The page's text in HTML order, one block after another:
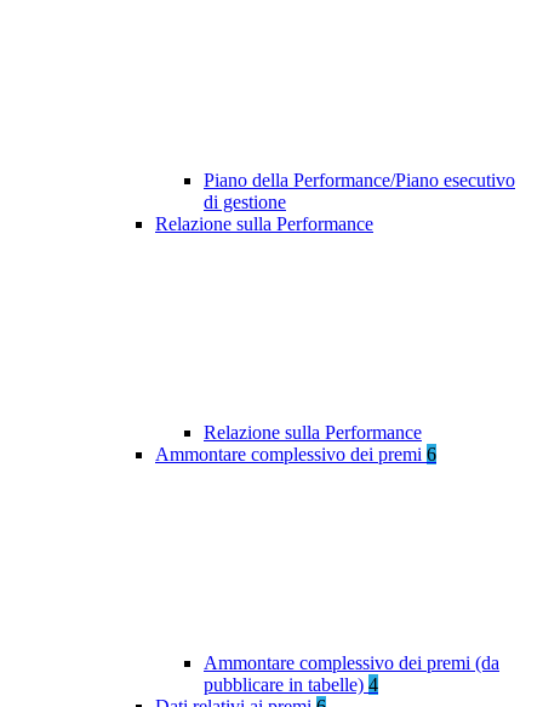
Piano della Performance/Piano esecutivo
di gestione
Relazione sulla Performance
Relazione sulla Performance
Ammontare complessivo dei premi 6
Ammontare complessivo dei premi (da
pubblicare in tabelle) 4